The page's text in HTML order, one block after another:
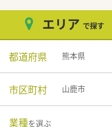
エリア で探す
都道府県 熊本県
市区町村 山鹿市
業種を選ぶ